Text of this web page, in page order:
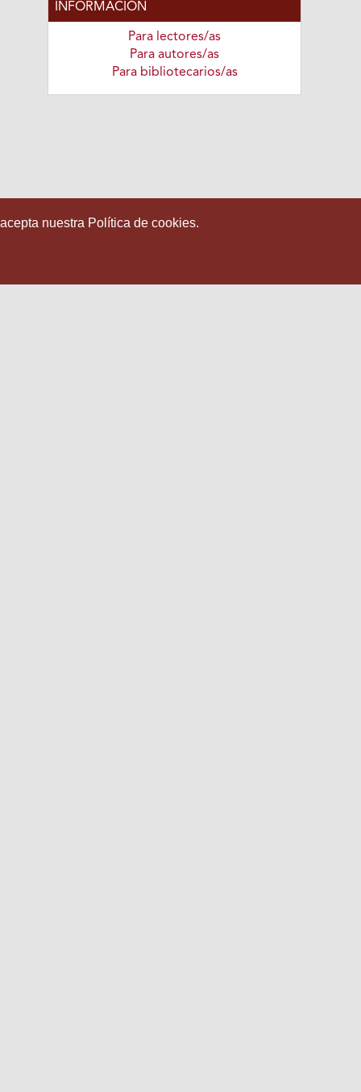
INFORMACIÓN
Para lectores/as
Para autores/as
Para bibliotecarios/as
nuestra Política de cookies.